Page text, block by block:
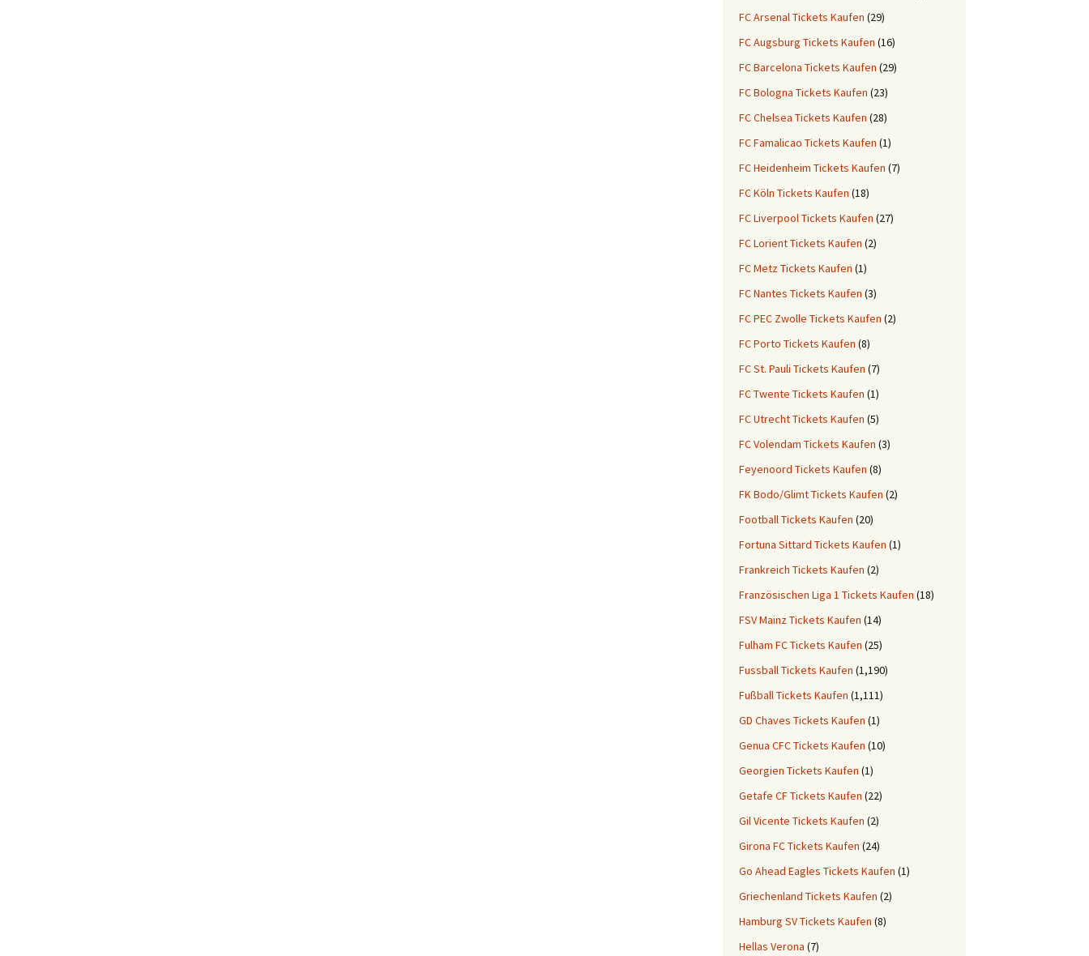
FC Arsenal Tickets Kaufen (29)
FC Augsburg Tickets Kaufen (16)
FC Barcelona Tickets Kaufen (29)
FC Bologna Tickets Kaufen (23)
FC Chelsea Tickets Kaufen (28)
FC Famalicao Tickets Kaufen (1)
FC Heidenheim Tickets Kaufen (7)
FC Köln Tickets Kaufen (18)
FC Liverpool Tickets Kaufen (27)
FC Lorient Tickets Kaufen (2)
FC Metz Tickets Kaufen (1)
FC Nantes Tickets Kaufen (3)
FC PEC Zwolle Tickets Kaufen (2)
FC Porto Tickets Kaufen (8)
FC St. Pauli Tickets Kaufen (7)
FC Twente Tickets Kaufen (1)
FC Utrecht Tickets Kaufen (5)
FC Volendam Tickets Kaufen (3)
Feyenoord Tickets Kaufen (8)
FK Bodo/Glimt Tickets Kaufen (2)
Football Tickets Kaufen (20)
Fortuna Sittard Tickets Kaufen (1)
Frankreich Tickets Kaufen (2)
Französischen Liga 1 Tickets Kaufen (18)
FSV Mainz Tickets Kaufen (14)
Fulham FC Tickets Kaufen (25)
Fussball Tickets Kaufen (1,190)
Fußball Tickets Kaufen (1,111)
GD Chaves Tickets Kaufen (1)
Genua CFC Tickets Kaufen (10)
Georgien Tickets Kaufen (1)
Getafe CF Tickets Kaufen (22)
Gil Vicente Tickets Kaufen (2)
Girona FC Tickets Kaufen (24)
Go Ahead Eagles Tickets Kaufen (1)
Griechenland Tickets Kaufen (2)
Hamburg SV Tickets Kaufen (8)
Hellas Verona (7)